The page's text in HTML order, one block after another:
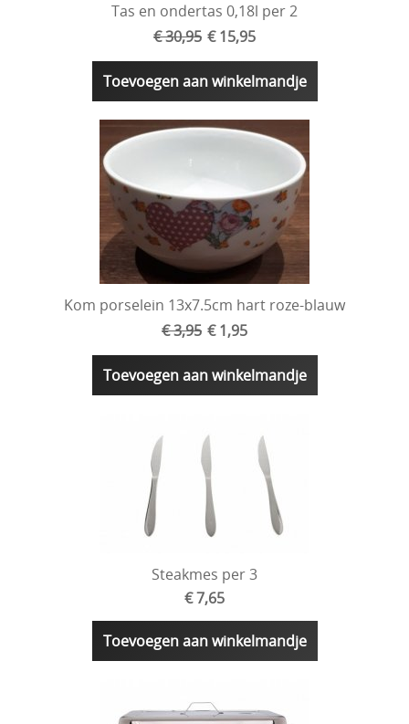
Tas en ondertas 0,18l per 2
€ 30,95 € 15,95
Toevoegen aan winkelmandje
Kom porselein 13x7.5cm hart roze-blauw
€ 3,95 € 1,95
Toevoegen aan winkelmandje
Steakmes per 3
€ 7,65
Toevoegen aan winkelmandje